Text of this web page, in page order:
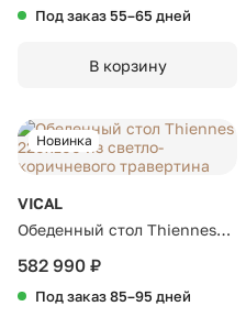
дуба) D100 h75
Под заказ 55–65 дней
В корзину
Новинка
VICAL
Обеденный стол Thiennes
220x100 из светло-
582 990 ₽
Под заказ 85–95 дней